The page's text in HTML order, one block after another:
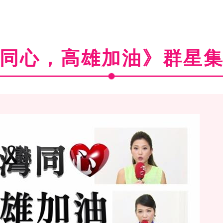
心，高雄加油》群星